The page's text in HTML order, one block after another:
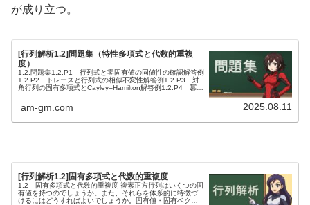
E_1(A)
+
\cdots
+
が成り立つ。
[行列解析1.2]問題集（特性多項式と代数的重複
度）
1.2.問題集1.2.P1 行列式と零固有値の同値性の確認解答例
1.2.P2 トレースと行列式の相似不変性解答例1.2.P3 対
角行列の固有多項式とCayley–Hamilton解答例1.2.P4 冪等
am-gm.com 2025.08.11
[行列解析1.2]固有多項式と代数的重複度
1.2 固有多項式と代数的重複度 複素正方行列はいくつの固
有値を持つのでしょうか。また、それらを体系的に特徴づ
けるにはどうすればよいでしょうか。固有値・固有ベクト